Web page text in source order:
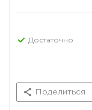
Достаточно
Поделиться